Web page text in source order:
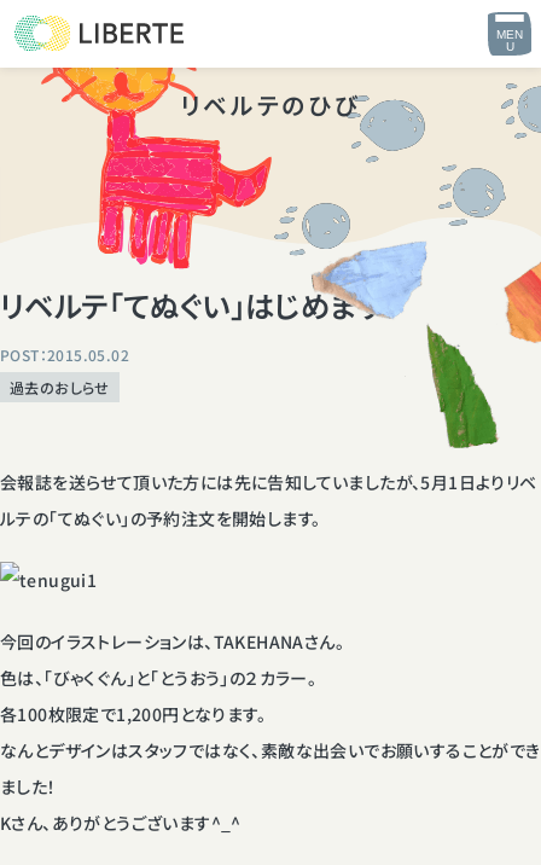
MEN
U
リベルテのひび
リベルテ「てぬぐい」はじめます
POST：2015.05.02
過去のおしらせ
会報誌を送らせて頂いた方には先に告知していましたが、5月1日よりリベ
ルテの「てぬぐい」の予約注文を開始します。
今回のイラストレーションは、TAKEHANAさん。
色は、「びゃくぐん」と「とうおう」の２カラー。
各100枚限定で1,200円となります。
なんとデザインはスタッフではなく、素敵な出会いでお願いすることができ
ました！
Kさん、ありがとうございます^_^